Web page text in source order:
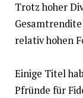
Trotz hoher
relativ hohen
Einige Titel
Pfründe für